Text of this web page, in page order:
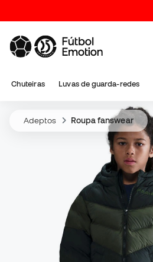
Chuteiras Luvas de guarda-redes
Adeptos Roupa fanswear